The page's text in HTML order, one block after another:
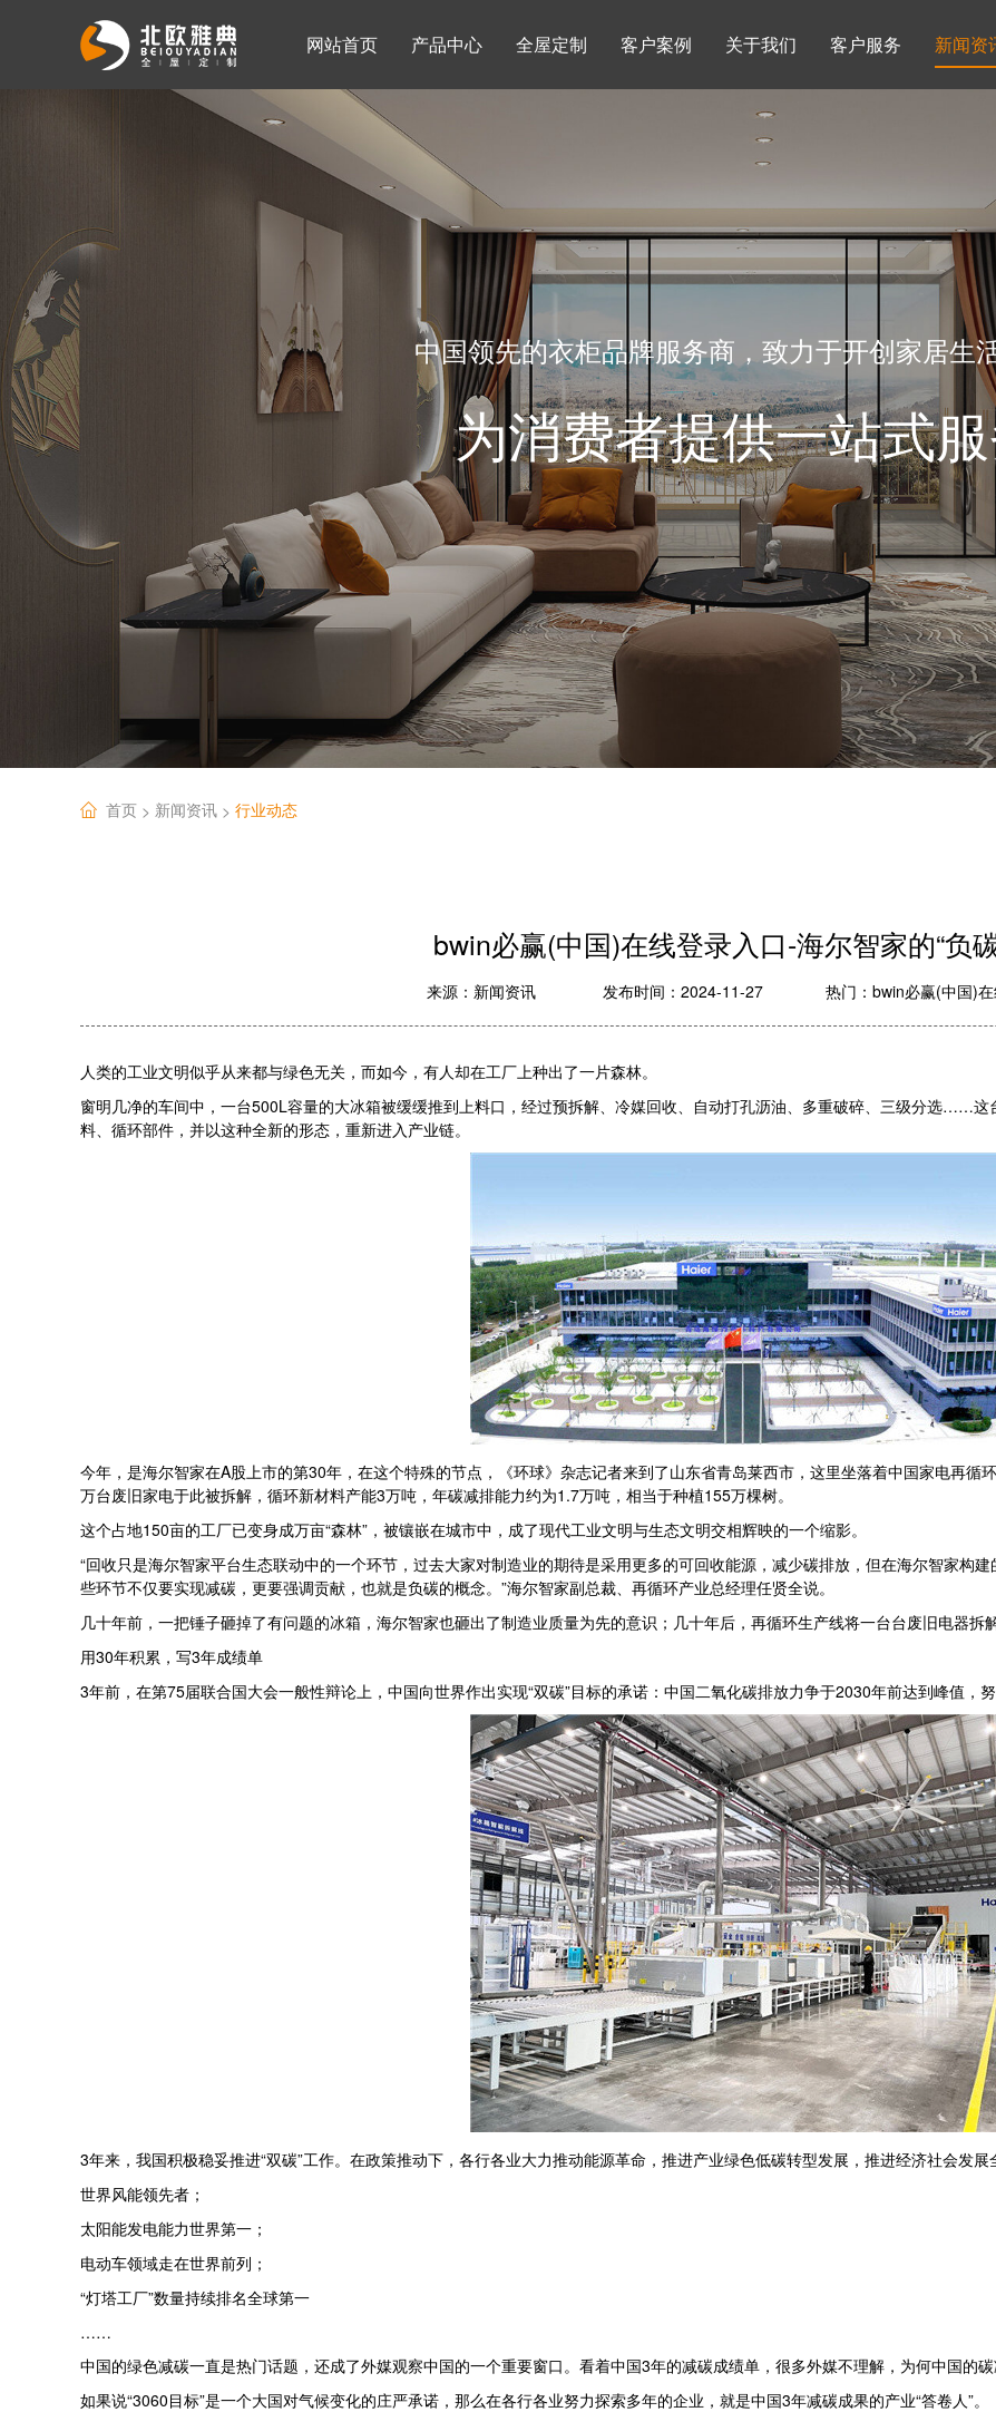
网站首页 产品中心 全屋定制 客户案例
书柜系列 酒柜系列
关于我们
公司简介
客户服务 新闻资
公司新闻
中国领先的衣柜品牌服务商，致力于开创家居生
为消费者提供一站式
首页 > 新闻资讯 > 行业动态
bwin必赢(中国)在线登录入口-海尔智家的“负
来源： 新闻资讯 发布时间：2024-11-27 热门： bwin必赢(中国)
人类的工业文明似乎从来都与绿色无关，而如今，有人却在工厂上种出了一片森林。
窗明几净的车间中，一台500L容量的大冰箱被缓缓推到上料口，经过预拆解、冷媒回收、自动打孔沥油、多重破碎、三级分选……这
料、循环部件，并以这种全新的形态，重新进入产业链。
今年，是海尔智家在A股上市的第30年，在这个特殊的节点，《环球》杂志记者来到了山东省青岛莱西市，这里坐落着中国家电再
万台废旧家电于此被拆解，循环新材料产能3万吨，年碳减排能力约为1.7万吨，相当于种植155万棵树。
这个占地150亩的工厂已变身成万亩“森林”，被镶嵌在城市中，成了现代工业文明与生态文明交相辉映的一个缩影。
“回收只是海尔智家平台生态联动中的一个环节，过去大家对制造业的期待是采用更多的可回收能源，减少碳排放，但在海尔智家构
些环节不仅要实现减碳，更要强调贡献，也就是负碳的概念。”海尔智家副总裁、再循环产业总经理任贤全说。
几十年前，一把锤子砸掉了有问题的冰箱，海尔智家也砸出了制造业质量为先的意识；几十年后，再循环生产线将一台台废旧电器拆
用30年积累，写3年成绩单
3年前，在第75届联合国大会一般性辩论上，中国向世界作出实现“双碳”目标的承诺：中国二氧化碳排放力争于2030年前达到峰值，
3年来，我国积极稳妥推进“双碳”工作。在政策推动下，各行各业大力推动能源革命，推进产业绿色低碳转型发展，推进经济社会发展
世界风能领先者；
太阳能发电能力世界第一；
电动车领域走在世界前列；
“灯塔工厂”数量持续排名全球第一
……
中国的绿色减碳一直是热门话题，还成了外媒观察中国的一个重要窗口。看着中国3年的减碳成绩单，很多外媒不理解，为何中国的碳
如果说“3060目标”是一个大国对气候变化的庄严承诺，那么在各行各业努力探索多年的企业，就是中国3年减碳成果的产业“答卷人”。